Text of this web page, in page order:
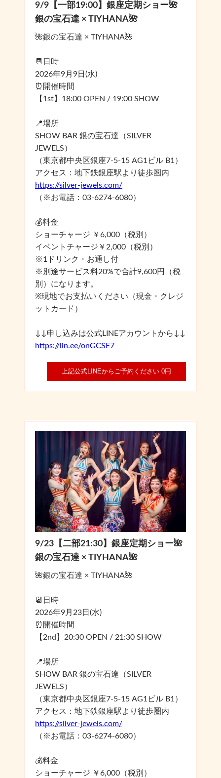
9/9【一部19:00】銀座定期ショー🌺
銀の宝石達 × TIYHANA🌺
🌺銀の宝石達 × TIYHANA🌺
📆日時
2026年9月9日(水)
⏰開催時間
【1st】18:00 OPEN / 19:00 SHOW
📍場所
SHOW BAR 銀の宝石達（SILVER
JEWELS）
（東京都中央区銀座7-5-15 AG1ビル B1）
アクセス：地下鉄銀座駅より徒歩圏内
https://silver-jewels.com/
（※お電話：03-6274-6080）
💰料金
ショーチャージ ￥6,000（税別）
イベントチャージ￥2,000（税別）
※1ドリンク・お通し付
※別途サービス料20%で合計9,600円（税
別）になります。
※現地でお支払いください（現金・クレジ
ットカード）
↓↓申し込みは公式LINEアカウントから↓↓
https://lin.ee/onGCSE7
上記公式LINEからご予約ください 0円
9/23【二部21:30】銀座定期ショー🌺
銀の宝石達 × TIYHANA🌺
🌺銀の宝石達 × TIYHANA🌺
📆日時
2026年9月23日(水)
⏰開催時間
【2nd】20:30 OPEN / 21:30 SHOW
📍場所
SHOW BAR 銀の宝石達（SILVER
JEWELS）
（東京都中央区銀座7-5-15 AG1ビル B1）
アクセス：地下鉄銀座駅より徒歩圏内
https://silver-jewels.com/
（※お電話：03-6274-6080）
💰料金
ショーチャージ ￥6,000（税別）